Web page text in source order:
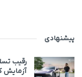
پیشنهادی
رقیب
آزمایش